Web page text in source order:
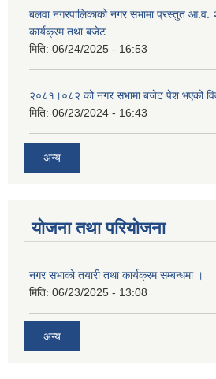
बलवा नगरपालिकाको नगर सभामा प्रस्तुत
कार्यक्रम तथा बजेट
मिति: 06/24/2025 - 16:53
२०८१।०८२ को नगर सभामा बजेट पेश भएको
मिति: 06/23/2024 - 16:43
अन्य
योजना तथा परियोजना
नगर सभाको तयारी तथा कार्यक्रम सम्बन्धमा ।
मिति: 06/23/2025 - 13:08
अन्य